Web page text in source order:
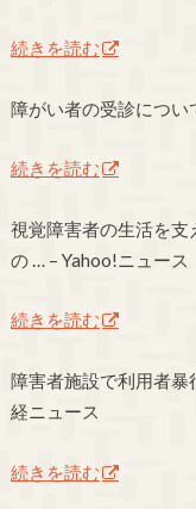
続きを読む
障がい者の受診につ
続きを読む
視覚障害者の生活を支
の … – Yahoo!ニュース
続きを読む
障害者施設で利用者暴
経ニュース
続きを読む